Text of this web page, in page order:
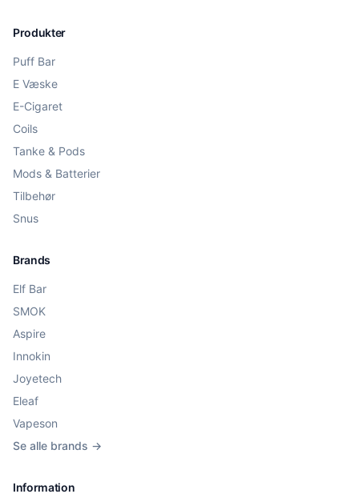
Produkter
Puff Bar
E Væske
E-Cigaret
Coils
Tanke & Pods
Mods & Batterier
Tilbehør
Snus
Brands
Elf Bar
SMOK
Aspire
Innokin
Joyetech
Eleaf
Vapeson
Se alle brands →
Information